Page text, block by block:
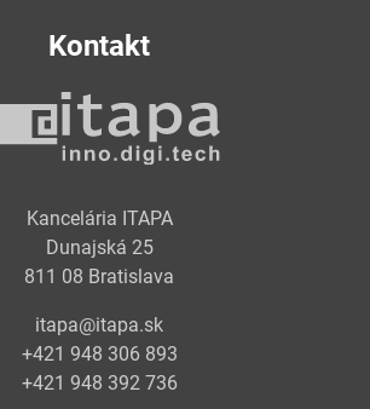
Kontakt
Kancelária ITAPA
Dunajská 25
811 08 Bratislava
itapa@itapa.sk
+421 948 306 893
+421 948 392 736